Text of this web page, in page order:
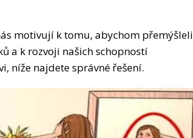
motivují k tomu, abychom přemýšleli
a k rozvoji našich schopností
níže najdete správné řešení.